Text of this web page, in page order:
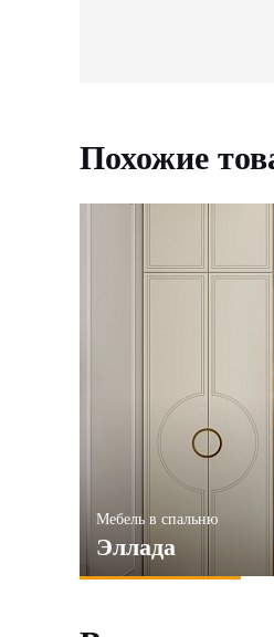
Похожие
Мебель в спальню
Эллада